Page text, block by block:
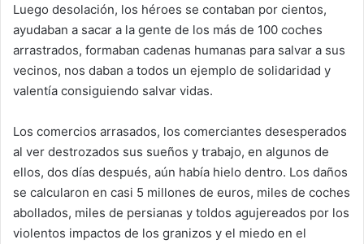
Luego desolación, los héroes se contaban por cientos,
ayudaban a sacar a la gente de los más de 100 coches
arrastrados, formaban cadenas humanas para salvar a sus
vecinos, nos daban a todos un ejemplo de solidaridad y
valentía consiguiendo salvar vidas.
Los comercios arrasados, los comerciantes desesperados
al ver destrozados sus sueños y trabajo, en algunos de
ellos, dos días después, aún había hielo dentro. Los daños
se calcularon en casi 5 millones de euros, miles de coches
abollados, miles de persianas y toldos agujereados por los
violentos impactos de los granizos y el miedo en el